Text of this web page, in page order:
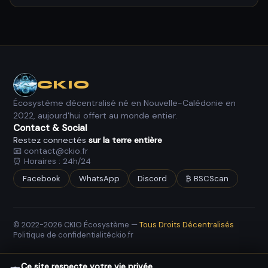
possédez déjà.
obtenir votre autorisation explicite via une transaction
correspond bien à la plateforme officielle.
dizaines de transactions
comment procéder :
Pocket,Guide Discord.
CKIO
Écosystème décentralisé né en Nouvelle-Calédonie en
2022, aujourd'hui offert au monde entier.
Contact & Social
Restez connectéssur la terre entière
📧 contact@ckio.fr
⏰ Horaires : 24h/24
Facebook
WhatsApp Discord ₿ BSCScan
© 2022-2026 CKIO Écosystème —Tous Droits Décentralisés
Politique de confidentialitéckio.fr